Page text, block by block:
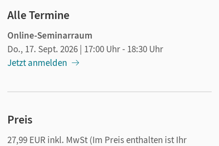
Alle Termine
Online-Seminarraum
Do., 17. Sept. 2026 | 17:00 Uhr- 18:30 Uhr
Jetzt anmelden
Preis
27,99 EUR inkl. MwSt (Im Preis enthalten ist Ihr